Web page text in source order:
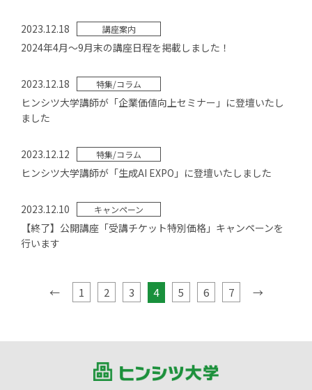
2023.12.18 講座案内
2024年4月～9月末の講座日程を掲載しました！
2023.12.18 特集/コラム
ヒンシツ大学講師が「企業価値向上セミナー」に登壇いたし
ました
2023.12.12 特集/コラム
ヒンシツ大学講師が「生成AI EXPO」に登壇いたしました
2023.12.10 キャンペーン
【終了】公開講座「受講チケット特別価格」キャンペーンを
行います
← 1 2 3 4 5 6 7 →